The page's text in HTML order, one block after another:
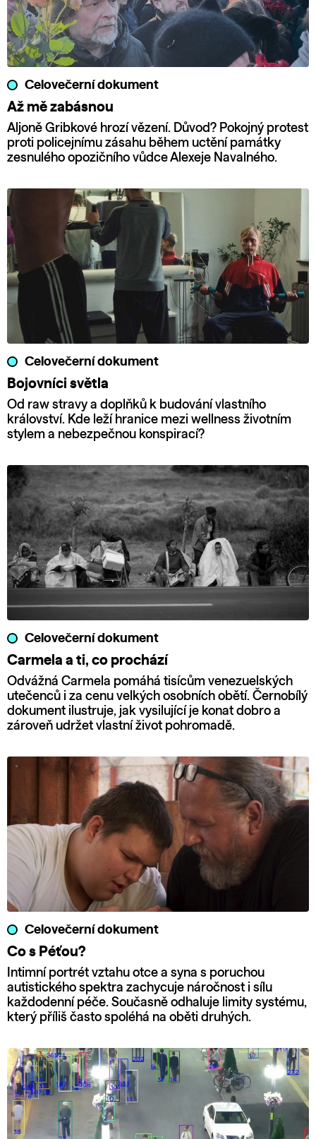
Celovečerní dokument
Až mě zabásnou
Aljoně Gribkové hrozí vězení. Důvod? Pokojný protest
proti policejnímu zásahu během uctění památky
zesnulého opozičního vůdce Alexeje Navalného.
Celovečerní dokument
Bojovníci světla
Od raw stravy a doplňků k budování vlastního
království. Kde leží hranice mezi wellness životním
stylem a nebezpečnou konspirací?
Celovečerní dokument
Carmela a ti, co prochází
Odvážná Carmela pomáhá tisícům venezuelských
utečenců i za cenu velkých osobních obětí. Černobílý
dokument ilustruje, jak vysilující je konat dobro a
zároveň udržet vlastní život pohromadě.
Celovečerní dokument
Co s Péťou?
Intimní portrét vztahu otce a syna s poruchou
autistického spektra zachycuje náročnost i sílu
každodenní péče. Současně odhaluje limity systému,
který příliš často spoléhá na oběti druhých.